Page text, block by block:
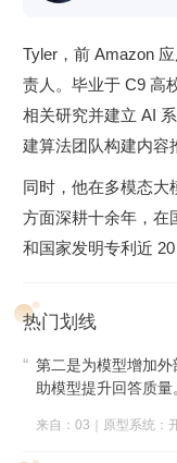
Tyler，前 Amazon
责人。毕业于 C9 高
相关研究并建立 AI
建算法团队构建内容
同时，他在多模态大
方面深耕十余年，在
和国家发明专利近
热门划线
第二是为模型增加
助模型提升回答质量